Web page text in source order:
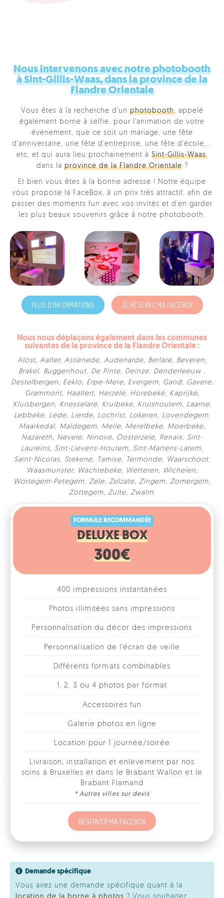
Nous intervenons avec notre photobooth
à Sint-Gillis-Waas, dans la province de la
Flandre Orientale
Vous êtes à la recherche d'un photobooth, appelé
également borne à selfie, pour l'animation de votre
événement, que ce soit un mariage, une fête
d'anniversaire, une fête d'entreprise, une fête d'école,...
etc, et qui aura lieu prochainement à Sint-Gillis-Waas,
dans la province de la Flandre Orientale?
Et bien vous êtes à la bonne adresse ! Notre équipe
vous propose la FaceBox, à un prix très attractif, afin de
passer des moments fun avec vos invités et d'en garder
les plus beaux souvenirs grâce à notre photobooth.
PLUS D'INFORMATIONS JE RÉSERVE MA FACEBOX
Nous nous déplaçons également dans les communes
suivantes de la province de la Flandre Orientale :
Alost, Aalter, Assenede, Audenarde, Berlare, Beveren,
Brakel, Buggenhout, De Pinte, Deinze, Denderleeuw ,
Destelbergen, Eeklo, Erpe-Mere, Evergem, Gand, Gavere,
Grammont, Haaltert, Herzele, Horebeke, Kaprijke,
Kluisbergen, Knesselare, Kruibeke, Kruishoutem, Laarne,
Lebbeke, Lede, Lierde, Lochrist, Lokeren, Lovendegem,
Maarkedal, Maldegem, Melle, Merelbeke, Moerbeke,
Nazareth, Nevele, Ninove, Oosterzele, Renaix, Sint-
Laureins, Sint-Lievens-Houtem, Sint-Martens-Latem,
Saint-Nicolas, Stekene, Tamise, Termonde, Waarschoot,
Waasmunster, Wachtebeke, Wetteren, Wichelen,
Wortegem-Petegem, Zele, Zelzate, Zingem, Zomergem,
Zottegem, Zulte, Zwalm.
FORMULE RECOMMANDÉE
DELUXE BOX
300€
400 impressions instantanées
Personnalisation du décor des impressions
Personnalisation de l'écran de veille
Différents formats combinables
1, 2, 3 ou 4 photos par format
soins à Bruxelles et dans le Brabant Wallon et le
* Autres villes sur devis
RÉSERVER MA FACEBOX
Demande spécifique
Vous avez une demande spécifique quant à la